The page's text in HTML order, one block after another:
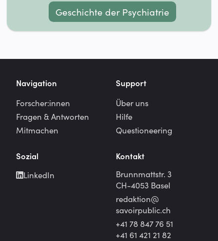
Geschichte der Psychiatrie
Navigation
Forscher:innen
Fragen & Antworten
Mitmachen
Support
Über uns
Hilfe
Questioneering
Sozial
LinkedIn
Kontakt
Brunnmattstr. 3
CH-4053 Basel
redaktion@
savoirpublic.ch
+41 78 847 76 51
+41 61 421 21 82